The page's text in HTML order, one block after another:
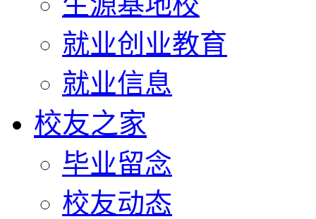
就业创业教育
就业信息
校友之家
毕业留念
校友动态